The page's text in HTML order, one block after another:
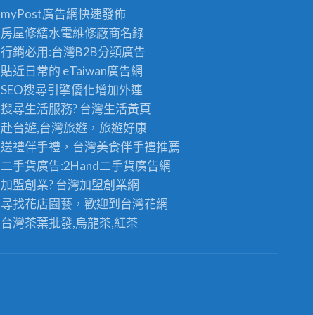
myPost廣告網快速發佈
房屋修繕水電維修廠商名錄
行銷必用:台灣B2B分類廣告
貼近日常的 eTaiwan廣告網
SEO搜尋引擎優化增加外連
搜尋生活服務? 台灣生活黃頁
赴台遊,台灣旅遊 ，旅遊好康
送禮伴手禮，台灣美食伴手禮推薦
二手貨廣告:2Hand二手貨廣告網
加盟創業? 台灣加盟創業網
尋找花店園藝，歡迎到 台灣花網
台灣茶葉批發,烏龍茶,紅茶